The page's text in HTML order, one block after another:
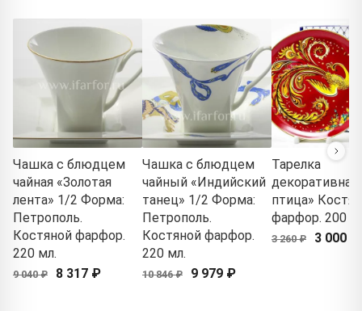
Чашка с блюдцем
чайная «Золотая
лента» 1/2 Форма:
Петрополь.
Костяной фарфор.
220 мл.
9 040 ₽ 8 317 ₽
Чашка с блюдцем
чайный «Индийский
танец» 1/2 Форма:
Петрополь.
Костяной фарфор.
220 мл.
10 846 ₽ 9 979 ₽
Тарелка
птица»
фарфор. 200
3 260 ₽ 3 000 ₽